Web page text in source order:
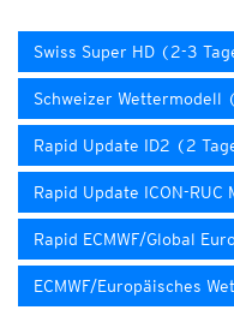
Swiss Super HD (2-3
Schweizer Wettermodell
Rapid Update ID2 (2
Rapid Update ICON-RUC
Rapid ECMWF/Global
ECMWF/Europäisches